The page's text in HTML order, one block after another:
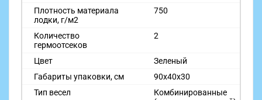
Плотность материала
лодки, г/м2
750
Количество
гермоотсеков
2
Цвет
Зеленый
Габариты упаковки, см
90х40х30
Тип весел
Комбинированные